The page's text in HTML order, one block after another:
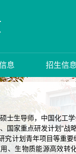
息 招生信息
士生导师，中国化工
国家重点研发计划“战
究计划青年项目等重
、生物质能源高效转